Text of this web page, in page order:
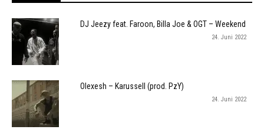
DJ Jeezy feat. Faroon, Billa Joe & OGT – Weekend
24. Juni 2022
Olexesh – Karussell (prod. PzY)
24. Juni 2022